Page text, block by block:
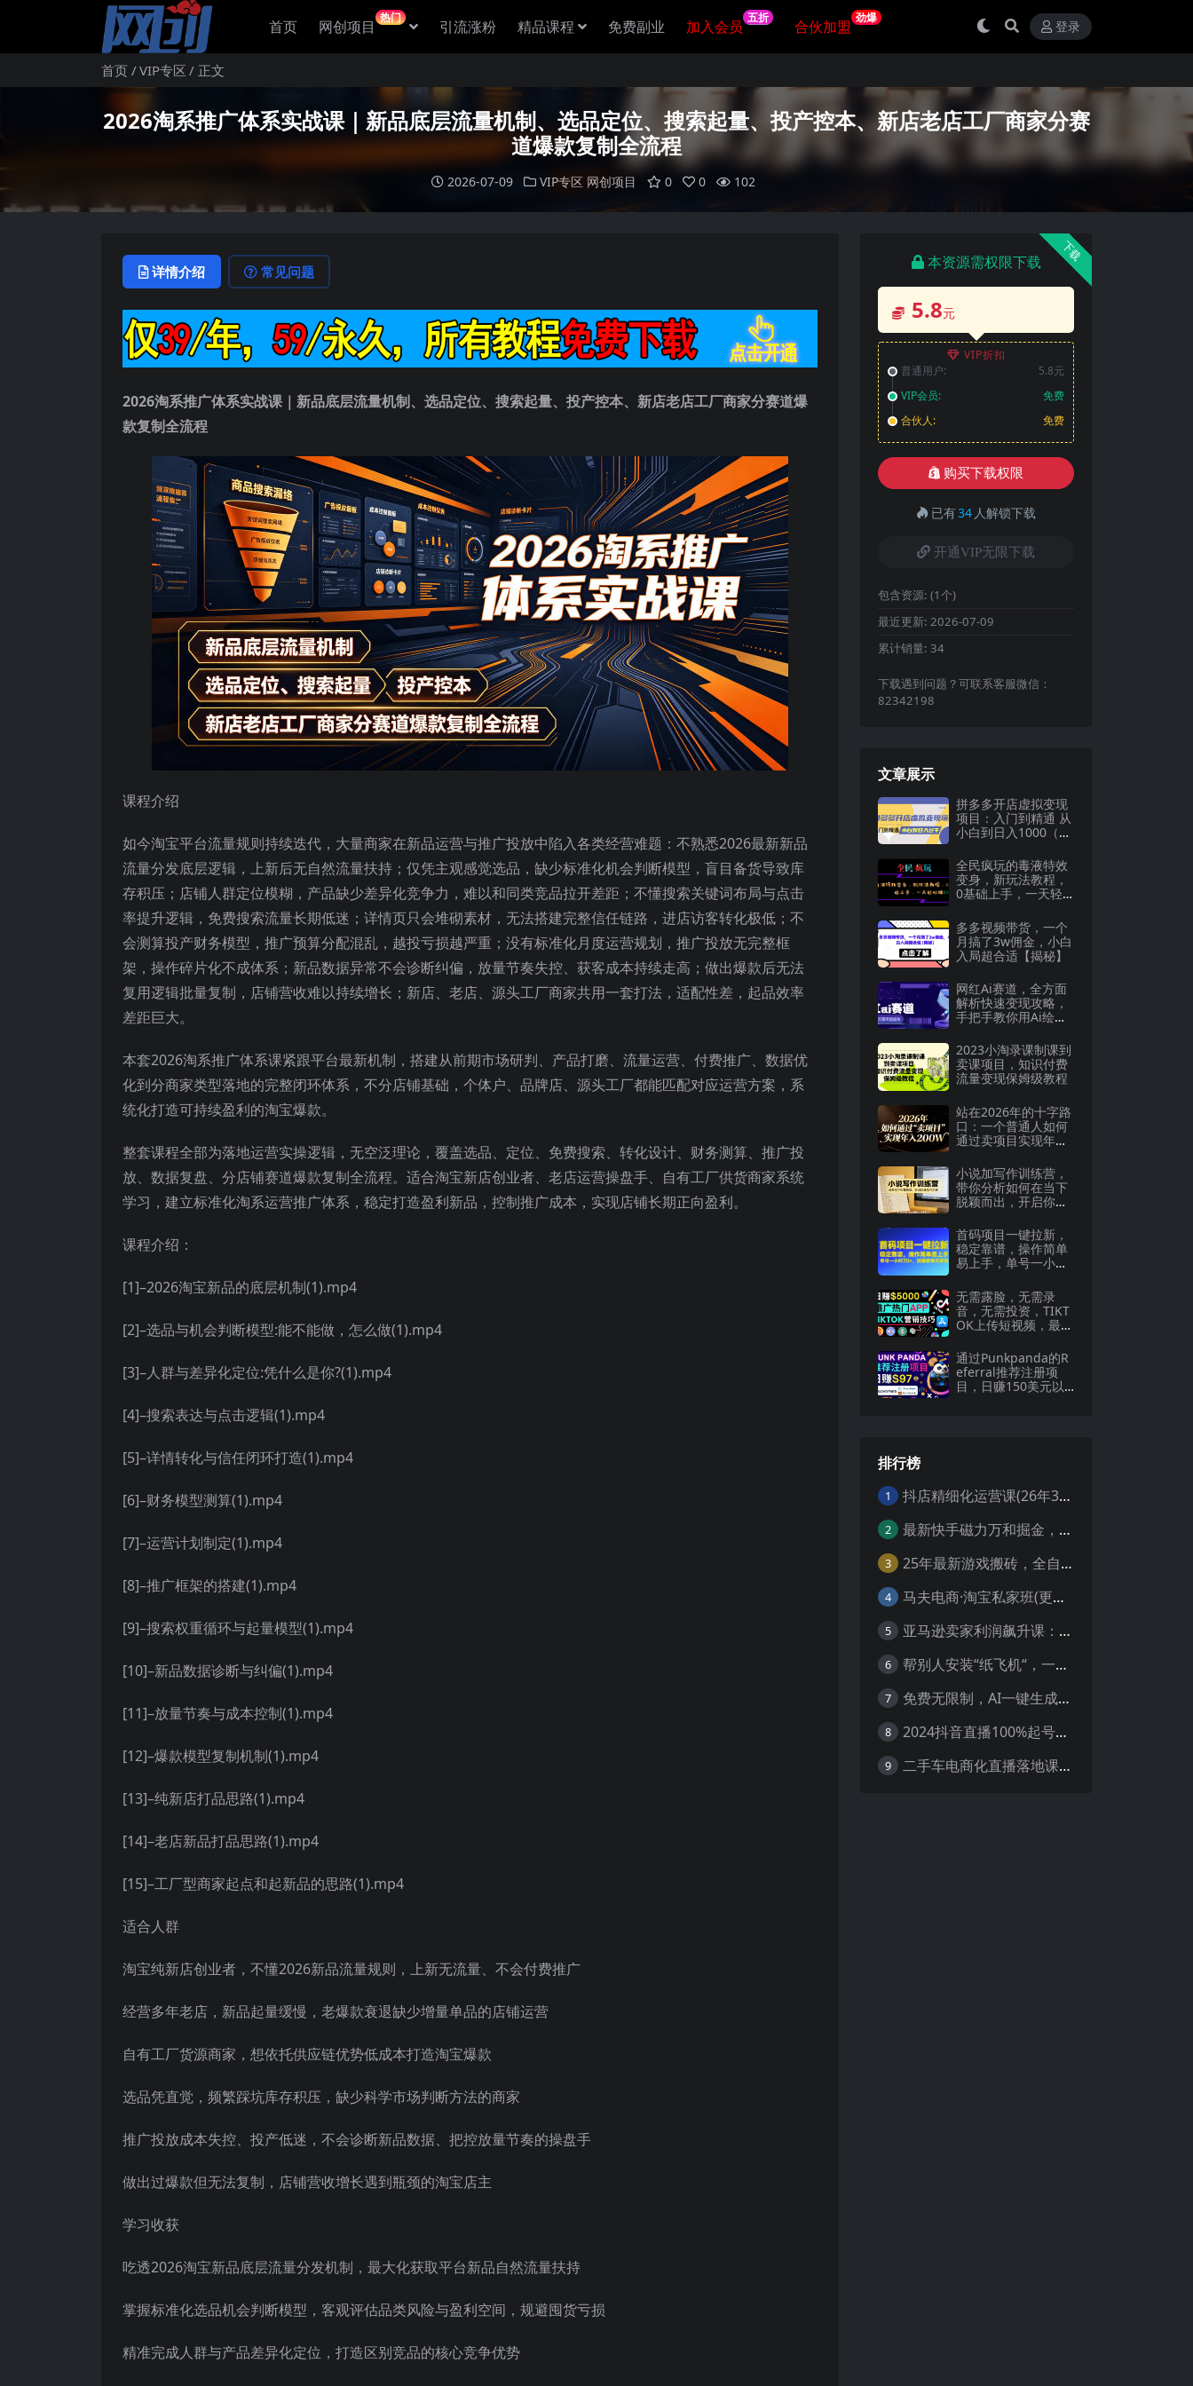
首页 网创项目 热门 引流涨粉 精品课程 免费副业 加入会员 五折 合伙加盟 劲爆
登录
首页 VIP专区 正文
2026淘系推广体系实战课｜新品底层流量机制、选品定位、搜索起量、投产控本、新店老店工厂商家分赛
道爆款复制全流程
2026-07-09 VIP专区 网创项目 0 0 102
详情介绍 常见问题
2026淘系推广体系实战课 ｜新品底层流量机制、选品定位、搜索起量、投产控本、新店老店工厂商家分赛道爆
款复制全流程
课程介绍
如今淘宝平台流量规则持续迭代，大量商家在新品运营与推广投放中陷入各类经营难题：不熟悉2026最新新品
流量分发底层逻辑，上新后无自然流量扶持；仅凭主观感觉选品，缺少标准化机会判断模型，盲目备货导致库
存积压；店铺人群定位模糊，产品缺少差异化竞争力，难以和同类竞品拉开差距；不懂搜索关键词布局与点击
率提升逻辑，免费搜索流量长期低迷；详情页只会堆砌素材，无法搭建完整信任链路，进店访客转化极低；不
会测算投产财务模型，推广预算分配混乱，越投亏损越严重；没有标准化月度运营规划，推广投放无完整框
架，操作碎片化不成体系；新品数据异常不会诊断纠偏，放量节奏失控、获客成本持续走高；做出爆款后无法
复用逻辑批量复制，店铺营收难以持续增长；新店、老店、源头工厂商家共用一套打法，适配性差，起品效率
差距巨大。
本套2026淘系推广体系课紧跟平台最新机制，搭建从前期市场研判、产品打磨、流量运营、付费推广、数据优
化到分商家类型落地的完整闭环体系，不分店铺基础，个体户、品牌店、源头工厂都能匹配对应运营方案，系
统化打造可持续盈利的淘宝爆款。
整套课程全部为落地运营实操逻辑，无空泛理论，覆盖选品、定位、免费搜索、转化设计、财务测算、推广投
放、数据复盘、分店铺赛道爆款复制全流程。适合淘宝新店创业者、老店运营操盘手、自有工厂供货商家系统
学习，建立标准化淘系运营推广体系，稳定打造盈利新品，控制推广成本，实现店铺长期正向盈利。
课程介绍：
[1]–2026淘宝新品的底层机制(1).mp4
[2]–选品与机会判断模型:能不能做，怎么做(1).mp4
[3]–人群与差异化定位:凭什么是你?(1).mp4
[4]–搜索表达与点击逻辑(1).mp4
[5]–详情转化与信任闭环打造(1).mp4
[6]–财务模型测算(1).mp4
[7]–运营计划制定(1).mp4
[8]–推广框架的搭建(1).mp4
[9]–搜索权重循环与起量模型(1).mp4
[10]–新品数据诊断与纠偏(1).mp4
[11]–放量节奏与成本控制(1).mp4
[12]–爆款模型复制机制(1).mp4
[13]–纯新店打品思路(1).mp4
[14]–老店新品打品思路(1).mp4
[15]–工厂型商家起点和起新品的思路(1).mp4
适合人群
淘宝纯新店创业者，不懂2026新品流量规则，上新无流量、不会付费推广
经营多年老店，新品起量缓慢，老爆款衰退缺少增量单品的店铺运营
自有工厂货源商家，想依托供应链优势低成本打造淘宝爆款
选品凭直觉，频繁踩坑库存积压，缺少科学市场判断方法的商家
推广投放成本失控、投产低迷，不会诊断新品数据、把控放量节奏的操盘手
做出过爆款但无法复制，店铺营收增长遇到瓶颈的淘宝店主
学习收获
吃透2026淘宝新品底层流量分发机制，最大化获取平台新品自然流量扶持
掌握标准化选品机会判断模型，客观评估品类风险与盈利空间，规避囤货亏损
精准完成人群与产品差异化定位，打造区别竞品的核心竞争优势
下载
本资源需权限下载
5.8元
VIP折扣
普通用户:
5.8元
VIP会员:
免费
合伙人:
免费
购买下载权限
已有34 人解锁下载
开通VIP无限下载
包含资源: (1个)
最近更新: 2026-07-09
累计销量: 34
下载遇到问题？可联系客服微信：
82342198
文章展示
拼多多开店虚拟变现
项目：入门到精通 从
小白到日入1000（完
全民疯玩的毒液特效
变身，新玩法教程，
0基础上手，一天轻
多多视频带货，一个
月搞了3w佣金，小白
入局超合适【揭秘】
网红Ai赛道，全方面
解析快速变现攻略，
手把手教你用Ai绘画
2023小淘录课制课到
卖课项目，知识付费
流量变现保姆级教程
站在2026年的十字路
口：一个普通人如何
通过卖项目实现年入
小说加写作训练营，
带你分析如何在当下
脱颖而出，开启你的
首码项目一键拉新，
稳定靠谱，操作简单
易上手，单号一小时
张【揭秘】
无需露脸，无需录
音，无需投资，TIKT
OK上传短视频，最高
通过Punkpanda的R
eferral推荐注册项
目，日赚150美元以
排行榜
1 抖店精细化运营课(26年3月更新
2 最新快手磁力万和掘金，自动搬砖，轻松日入100-200，操作简单
3 25年最新游戏搬砖，全自动挂机，不需要玩游戏，单手机操作日入300+
4 马夫电商·淘宝私家班(更新3月)
5 亚马逊卖家利润飙升课：从品类成功公式到海王打法，让每个SKU都成爆款一路飙升(更新26年3月
6 帮别人安装“纸飞机“，一单赚10—30元不等：附：免费节点
7 免费无限制，AI一键生成原创中视频，轻松日入2000+，超简单，可矩阵，…
8 2024抖音直播100%起号方法 0粉丝0作品当天破千人在线 多种变现方式
9 二手车电商化直播落地课，从0到1带你玩转二手车直播